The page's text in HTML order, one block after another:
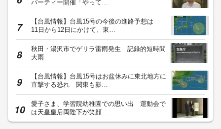
パーティー開催「やって…
【台風情報】台風15号の今後の進路予想は
11日から12日にかけて、東…
秋田・湯沢市でゲリラ雷雨発生 記録的短時間
大雨
【台風情報】台風15号はお盆休みに東北地方に
直撃する恐れ 関東も影…
愛子さま、学習院幼稚園での思い出 運動会で
は天皇皇后両陛下が笑顔…